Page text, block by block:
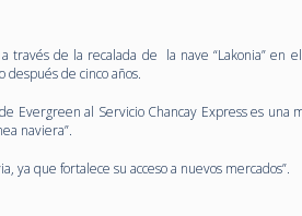
través de la recalada de la nave “Lakonia” en
de cinco años.
Evergreen al Servicio Chancay Express es una
naviera”.
ya que fortalece su acceso a nuevos mercados”.